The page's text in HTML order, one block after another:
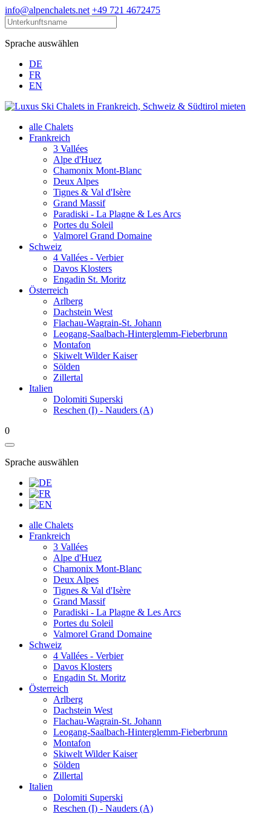
info@alpenchalets.net +49 721 4672475
Sprache auswählen
DE
FR
EN
alle Chalets
Frankreich
3 Vallées
Alpe d'Huez
Chamonix Mont-Blanc
Deux Alpes
Tignes & Val d'Isère
Grand Massif
Paradiski - La Plagne & Les Arcs
Portes du Soleil
Valmorel Grand Domaine
Schweiz
4 Vallées - Verbier
Davos Klosters
Engadin St. Moritz
Österreich
Arlberg
Dachstein West
Flachau-Wagrain-St. Johann
Leogang-Saalbach-Hinterglemm-Fieberbrunn
Montafon
Skiwelt Wilder Kaiser
Sölden
Zillertal
Italien
Dolomiti Superski
Reschen (I) - Nauders (A)
0
Sprache auswählen
alle Chalets
Frankreich
3 Vallées
Alpe d'Huez
Chamonix Mont-Blanc
Deux Alpes
Tignes & Val d'Isère
Grand Massif
Paradiski - La Plagne & Les Arcs
Portes du Soleil
Valmorel Grand Domaine
Schweiz
4 Vallées - Verbier
Davos Klosters
Engadin St. Moritz
Österreich
Arlberg
Dachstein West
Flachau-Wagrain-St. Johann
Leogang-Saalbach-Hinterglemm-Fieberbrunn
Montafon
Skiwelt Wilder Kaiser
Sölden
Zillertal
Italien
Dolomiti Superski
Reschen (I) - Nauders (A)